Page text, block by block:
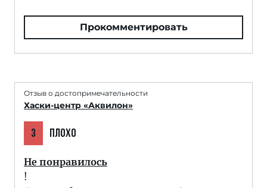
Прокомментировать
Отзыв о достопримечательности
Хаски-центр «Аквилон»
3 ПЛОХО
Не понравилось
!